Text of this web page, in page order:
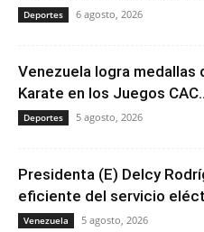
Deportes 6 agosto, 2026
Venezuela logra medallas
Karate en los Juegos
Deportes 5 agosto, 2026
Presidenta (E) Delcy
eficiente del servicio
Venezuela 5 agosto, 2026